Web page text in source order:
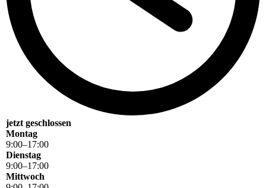
jetzt geschlossen
Montag
9:00–17:00
Dienstag
9:00–17:00
Mittwoch